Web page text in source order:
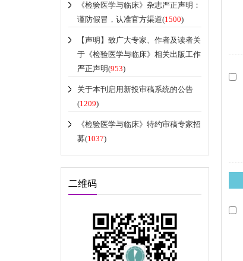
《检验医学与临床》杂志严正声明：
谨防假冒，认准官方渠道​(1500)
【声明】致广大专家、作者及读者关
于《检验医学与临床》相关出版工作
严正声明(953)
关于本刊启用新投审稿系统的公告
(1209)
《检验医学与临床》特约审稿专家招
募(1037)
二维码